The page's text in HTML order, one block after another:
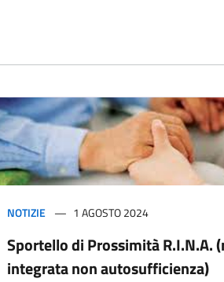
NOTIZIE 1 AGOSTO 2024
Sportello di Prossimità R.I.N.A.
integrata non autosufficienza)